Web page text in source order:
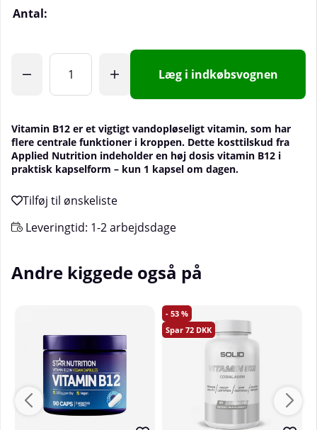
Antal:
Læg i indkøbsvognen
Vitamin B12 er et vigtigt vandopløseligt vitamin, som har
flere centrale funktioner i kroppen. Dette kosttilskud fra
Applied Nutrition indeholder en høj dosis vitamin B12 i
praktisk kapselform – kun 1 kapsel om dagen.
Leveringtid: 1-2 arbejdsdage
Andre kiggede også på
53
72